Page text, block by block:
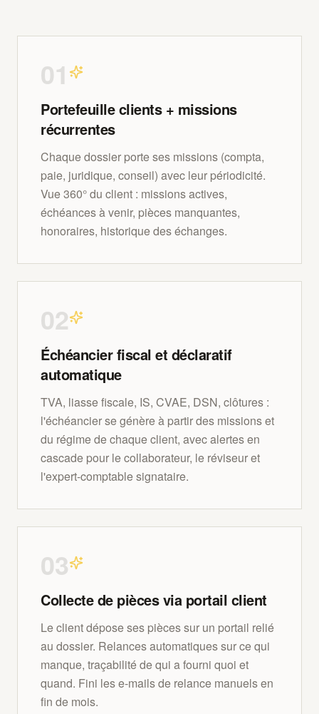
01
Portefeuille clients + missions
récurrentes
Chaque dossier porte ses missions (compta,
paie, juridique, conseil) avec leur périodicité.
Vue 360° du client : missions actives,
échéances à venir, pièces manquantes,
honoraires, historique des échanges.
02
Échéancier fiscal et déclaratif
automatique
TVA, liasse fiscale, IS, CVAE, DSN, clôtures :
l'échéancier se génère à partir des missions et
du régime de chaque client, avec alertes en
cascade pour le collaborateur, le réviseur et
l'expert-comptable signataire.
03
Collecte de pièces via portail client
Le client dépose ses pièces sur un portail relié
au dossier. Relances automatiques sur ce qui
manque, traçabilité de qui a fourni quoi et
quand. Fini les e-mails de relance manuels en
fin de mois.